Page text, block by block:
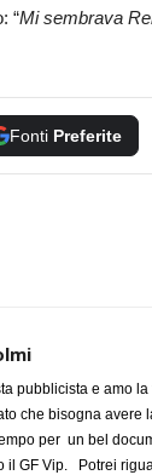
“Mi sembrava
Fonti Preferite
pubblicista e amo
che bisogna avere
per un bel
il GF Vip. Potrei